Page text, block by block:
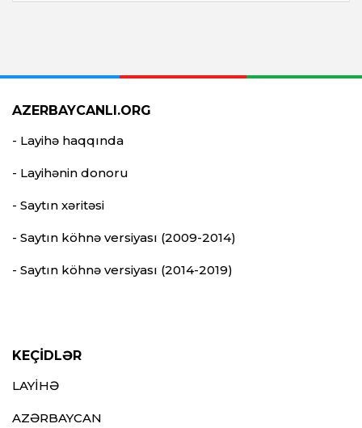
AZERBAYCANLI.ORG
- Layihə haqqında
- Layihənin donoru
- Saytın xəritəsi
- Saytın köhnə versiyası (2009-2014)
- Saytın köhnə versiyası (2014-2019)
KEÇİDLƏR
LAYİHƏ
AZƏRBAYCAN